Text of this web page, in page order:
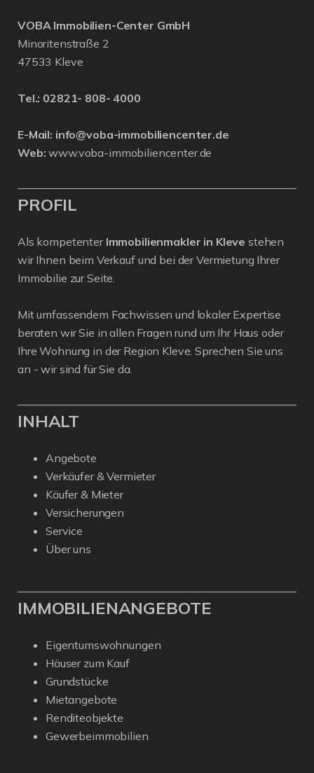
VOBA Immobilien-Center GmbH
Minoritenstraße 2
47533 Kleve
Tel.: 02821- 808- 4000
E-Mail: info@voba-immobiliencenter.de
Web: www.voba-immobiliencenter.de
PROFIL
Als kompetenter Immobilienmakler in Kleve stehen
wir Ihnen beim Verkauf und bei der Vermietung Ihrer
Immobilie zur Seite.
Mit umfassendem Fachwissen und lokaler Expertise
beraten wir Sie in allen Fragen rund um Ihr Haus oder
Ihre Wohnung in der Region Kleve. Sprechen Sie uns
an - wir sind für Sie da.
INHALT
Angebote
Verkäufer & Vermieter
Käufer & Mieter
Versicherungen
Service
Über uns
IMMOBILIENANGEBOTE
Eigentumswohnungen
Häuser zum Kauf
Grundstücke
Mietangebote
Renditeobjekte
Gewerbeimmobilien